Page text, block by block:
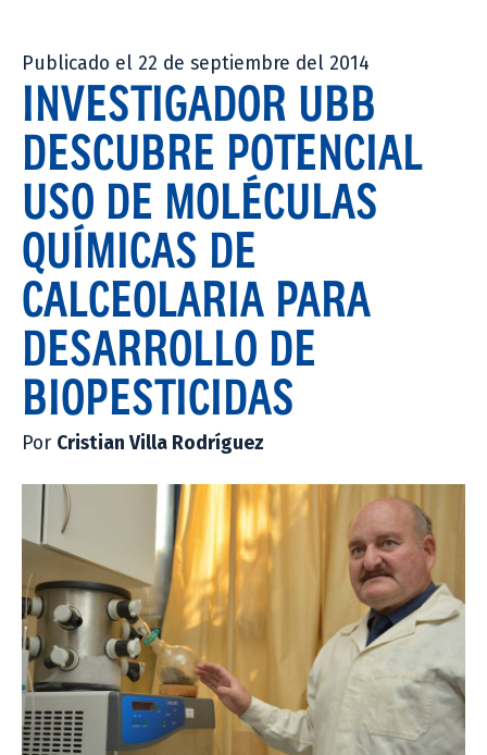
Publicado el 22 de septiembre del 2014
INVESTIGADOR UBB
DESCUBRE POTENCIAL
USO DE MOLÉCULAS
QUÍMICAS DE
CALCEOLARIA PARA
DESARROLLO DE
BIOPESTICIDAS
Por Cristian Villa Rodríguez